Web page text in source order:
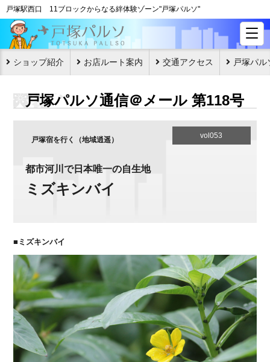
戸塚駅西口 11ブロックからなる絆体験ゾーン"戸塚パルソ"
ショップ紹介 お店ルート案内 交通アクセス 戸塚パル
戸塚パルソ通信＠メール 第118号
戸塚宿を行く（地域逍遥） vol053
都市河川で日本唯一の自生地
ミズキンバイ
■ミズキンバイ